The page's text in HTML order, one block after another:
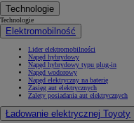
Technologie
Technologie
Elektromobilność
Lider elektromobilności
Napęd hybrydowy
Napęd hybrydowy typu plug-in
Napęd wodorowy
Napęd elektryczny na baterię
Zasięg aut elektrycznych
Zalety posiadania aut elektrycznych
Ładowanie elektrycznej Toyoty